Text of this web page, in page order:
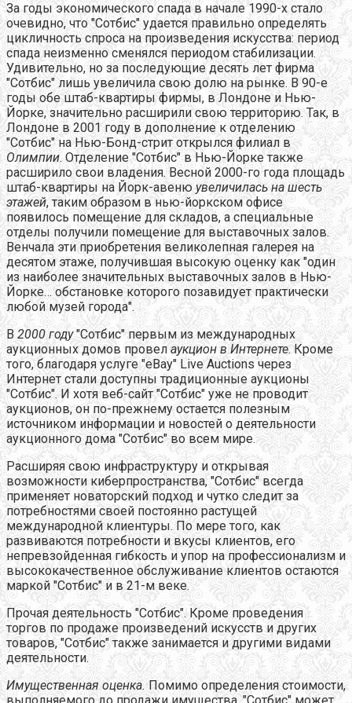
За годы экономического спада в начале 1990-х стало
очевидно, что "Сотбис" удается правильно определять
цикличность спроса на произведения искусства: период
спада неизменно сменялся периодом стабилизации.
Удивительно, но за последующие десять лет фирма
"Сотбис" лишь увеличила свою долю на рынке. В 90-е
годы обе штаб-квартиры фирмы, в Лондоне и Нью-
Йорке, значительно расширили свою территорию. Так, в
Лондоне в 2001 году в дополнение к отделению
"Сотбис" на Нью-Бонд-стрит открылся филиал в
Олимпии. Отделение "Сотбис" в Нью-Йорке также
расширило свои владения. Весной 2000-го года площадь
штаб-квартиры на Йорк-авеню увеличилась на шесть
этажей, таким образом в нью-йоркском офисе
появилось помещение для складов, а специальные
отделы получили помещение для выставочных залов.
Венчала эти приобретения великолепная галерея на
десятом этаже, получившая высокую оценку как "один
из наиболее значительных выставочных залов в Нью-
Йорке… обстановке которого позавидует практически
любой музей города".
В 2000 году"Сотбис" первым из международных
аукционных домов провел аукцион в Интернете. Кроме
того, благодаря услуге "eBay" Live Auctions через
Интернет стали доступны традиционные аукционы
"Сотбис". И хотя веб-сайт "Сотбис" уже не проводит
аукционов, он по-прежнему остается полезным
источником информации и новостей о деятельности
аукционного дома "Сотбис" во всем мире.
Расширяя свою инфраструктуру и открывая
возможности киберпространства, "Сотбис" всегда
применяет новаторский подход и чутко следит за
потребностями своей постоянно растущей
международной клиентуры. По мере того, как
развиваются потребности и вкусы клиентов, его
непревзойденная гибкость и упор на профессионализм и
высококачественное обслуживание клиентов остаются
маркой "Сотбис" и в 21-м веке.
Прочая деятельность "Сотбис". Кроме проведения
торгов по продаже произведений искусств и других
товаров, "Сотбис" также занимается и другими видами
деятельности.
Имущественная оценка. Помимо определения стоимости,